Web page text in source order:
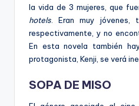
la vida de 3 mujeres, que
hotels. Eran muy jóvenes,
respectivamente, y no
En esta novela también
protagonista, Kenji, se verá
SOPA DE MISO